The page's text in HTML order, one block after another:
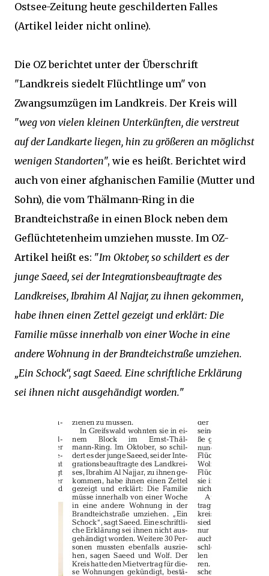
Ostsee-Zeitung heute geschilderten Falles
(Artikel leider nicht online).
Die OZ berichtet unter der Überschrift
"Landkreis siedelt Flüchtlinge um" von
Zwangsumzügen im Landkreis. Der Kreis will
"weg von vielen kleinen Unterkünften, die verstreut
auf der Landkarte liegen, hin zu größeren an möglichst
wenigen Standorten", wie es heißt. Berichtet wird
auch von einer afghanischen Familie (Mutter und
Sohn), die vom Thälmann-Ring in die
Brandteichstraße in einen Block neben dem
Geflüchtetenheim umziehen musste. Im OZ-
Artikel heißt es: "Im Oktober, so schildert es der
junge Saeed, sei der Integrationsbeauftragte des
Landkreises, Ibrahim Al Najjar, zu ihnen gekommen,
habe ihnen einen Zettel gezeigt und erklärt: Die
Familie müsse innerhalb von einer Woche in eine
andere Wohnung in der Brandteichstraße umziehen.
„Ein Schock“, sagt Saeed. Eine schriftliche Erklärung
sei ihnen nicht ausgehändigt worden."